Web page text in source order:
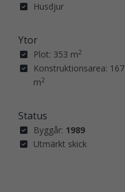
Husdjur
Ytor
Plot: 353 m2
Konstruktionsarea: 167
m2
Status
Byggår: 1989
Utmärkt skick